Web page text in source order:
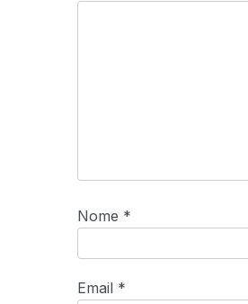
Nome *
Email *